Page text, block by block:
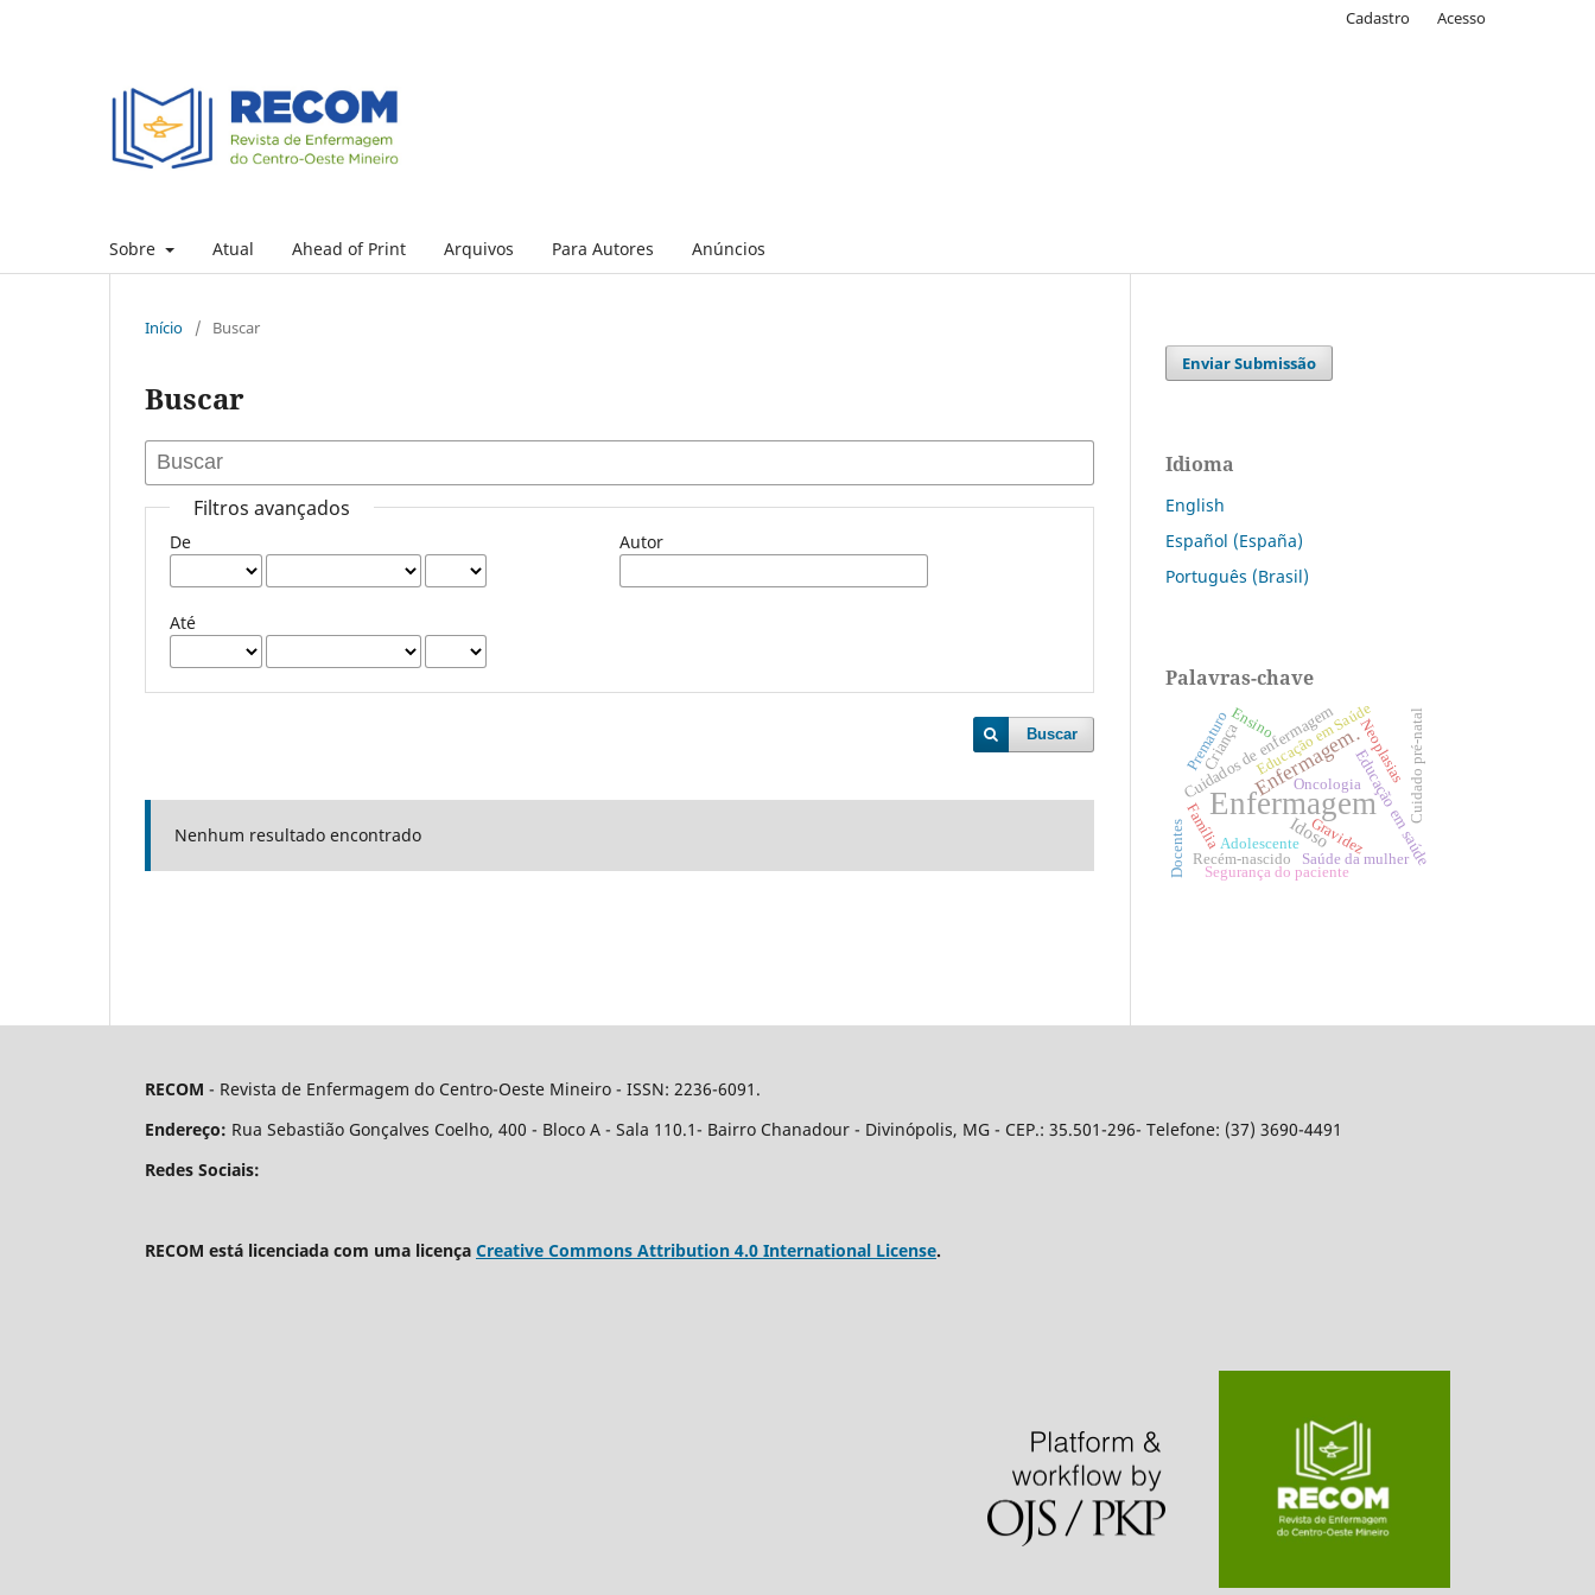
Sobre Atual Ahead of Print Arquivos Para Autores Anúncios
Cadastro Acesso
Início / Buscar
Buscar
Filtros avançados
De
Até
Autor
Buscar
Nenhum resultado encontrado
Enviar Submissão
Idioma
English
Español (España)
Português (Brasil)
Palavras-chave
Enfermagem
Enfermagem.
Idoso
Cuidados de enfermagem
Criança
Educação em saúde
Cuidado pré-natal
Educação em Saúde
Saúde da mulher
Adolescente
Família
Ensino
Segurança do paciente
Recém-nascido
Neoplasias
Oncologia
Docentes
Prematuro
Gravidez
RECOM - Revista de Enfermagem do Centro-Oeste Mineiro - ISSN: 2236-6091.
Endereço: Rua Sebastião Gonçalves Coelho, 400 - Bloco A - Sala 110.1- Bairro Chanadour - Divinópolis, MG - CEP.: 35.501-296- Telefone: (37) 3690-4491
Redes Sociais:
RECOM está licenciada com uma licença Creative Commons Attribution 4.0 International License.